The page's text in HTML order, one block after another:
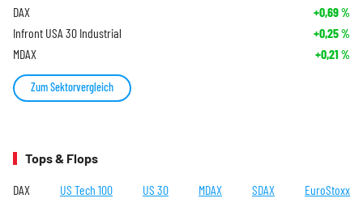
DAX +0,69%
Infront USA 30 Industrial +0,25%
MDAX +0,21 %
Zum Sektorvergleich
Tops & Flops
DAX US Tech 100 US 30 MDAX SDAX EuroStoxx